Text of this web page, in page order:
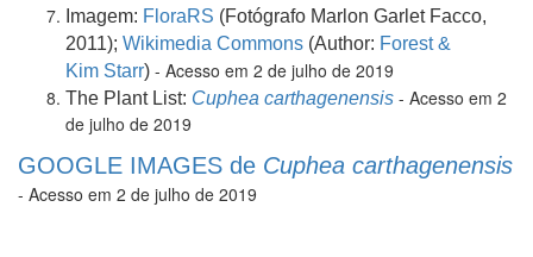
Imagem: FloraRS (Fotógrafo Marlon Garlet Facco,
2011); Wikimedia Commons (Author: Forest &
Kim Starr) - Acesso em 2 de julho de 2019
The Plant List: Cuphea carthagenensis - Acesso em 2
de julho de 2019
GOOGLE IMAGES de Cuphea carthagenensis
- Acesso em 2 de julho de 2019